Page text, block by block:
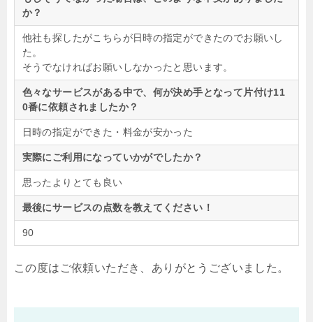
か？
他社も探したがこちらが日時の指定ができたのでお願いし
た。
そうでなければお願いしなかったと思います。
色々なサービスがある中で、何が決め手となって片付け11
0番に依頼されましたか？
日時の指定ができた・料金が安かった
実際にご利用になっていかがでしたか？
思ったよりとても良い
最後にサービスの点数を教えてください！
90
この度はご依頼いただき、ありがとうございました。